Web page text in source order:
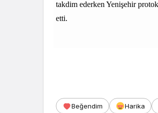
takdim ederken Yenişehir
etti.
Beğendim Harika